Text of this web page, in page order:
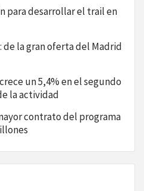
para desarrollar el trail en
de la gran oferta del Madrid
un 5,4% en el segundo
la actividad
contrato del programa